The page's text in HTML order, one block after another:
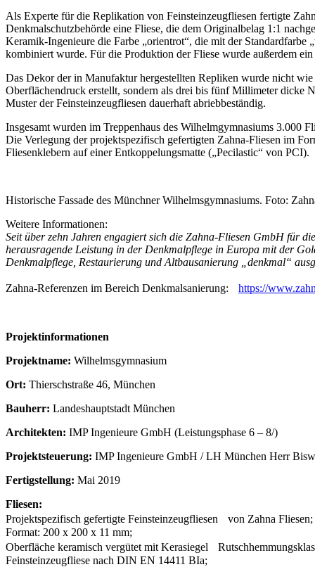
Als Experte für die Replikation von Feinsteinzeugfliesen fertigte
Denkmalschutzbehörde eine Fliese, die dem Originalbelag 1:1
Keramik-Ingenieure die Farbe „orientrot“, die mit der Standardfarbe
kombiniert wurde. Für die Produktion der Fliese wurde außerdem
Das Dekor der in Manufaktur hergestellten Repliken wurde nicht
Oberflächendruck erstellt, sondern als drei bis fünf Millimeter dicke
Muster der Feinsteinzeugfliesen dauerhaft abriebbeständig.
Insgesamt wurden im Treppenhaus des Wilhelmgymnasiums 3.000
Die Verlegung der projektspezifisch gefertigten Zahna-Fliesen im
Fliesenklebern auf einer Entkoppelungsmatte („Pecilastic“ von PCI).
Historische Fassade des Münchner Wilhelmsgymnasiums. Foto:
Weitere Informationen:
Seit über zehn Jahren engagiert sich die Zahna-Fliesen GmbH für
herausragende Leistung in der Denkmalpflege in Europa mit der
Denkmalpflege, Restaurierung und Altbausanierung „denkmal“
Zahna-Referenzen im Bereich Denkmalsanierung: https://
Projektinformationen
Projektname: Wilhelmsgymnasium
Ort: Thierschstraße 46, München
Bauherr: Landeshauptstadt München
Architekten: IMP Ingenieure GmbH (Leistungsphase 6 – 8/)
Projektsteuerung: IMP Ingenieure GmbH / LH München Herr
Fertigstellung: Mai 2019
Fliesen:
Projektspezifisch gefertigte Feinsteinzeugfliesen von Zahna Fliesen;
Format: 200 x 200 x 11 mm;
Oberfläche keramisch vergütet mit Kerasiegel
Feinsteinzeugfliese nach DIN EN 14411 BIa;